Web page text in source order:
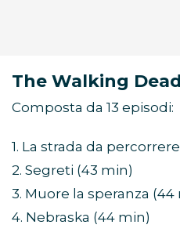
The Walking
Composta da 13 episodi:
1. La strada da
2. Segreti (43 min)
3. Muore la speranza (44
4. Nebraska (44 min)